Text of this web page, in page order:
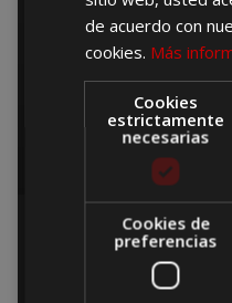
Viajar en
experiencias
independientes
de acuerdo con
cookies. Más
Cookies
estrictamente
necesarias
Cookies de
preferencias